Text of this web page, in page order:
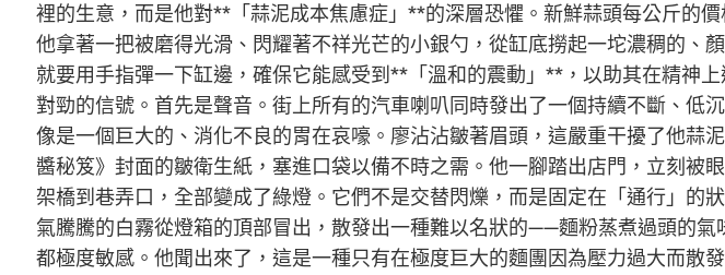
裡的生意，而是他對**「蒜泥成本焦慮症」**的深層恐懼。新鮮蒜頭每公斤的
他拿著一把被磨得光滑、閃耀著不祥光芒的小銀勺，從缸底撈起一坨濃稠的
就要用手指彈一下缸邊，確保它能感受到**「溫和的震動」**，以助其在精神
對勁的信號。首先是聲音。街上所有的汽車喇叭同時發出了一個持續不斷、
像是一個巨大的、消化不良的胃在哀嚎。廖沾沾皺著眉頭，這嚴重干擾了他
醬秘笈》封面的皺衛生紙，塞進口袋以備不時之需。他一腳踏出店門，立刻
架橋到巷弄口，全部變成了綠燈。它們不是交替閃爍，而是固定在「通行」
氣騰騰的白霧從燈箱的頂部冒出，散發出一種難以名狀的——麵粉蒸煮過頭的
都極度敏感。他聞出來了，這是一種只有在極度巨大的麵團因為壓力過大而散